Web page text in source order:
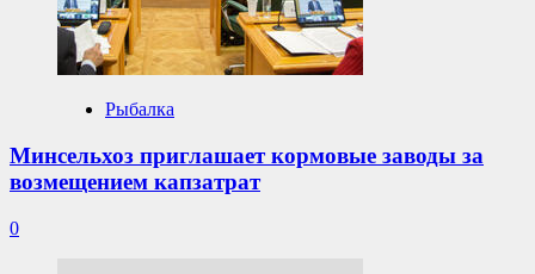
Рыбалка
Минсельхоз приглашает кормовые заводы за
возмещением капзатрат
0